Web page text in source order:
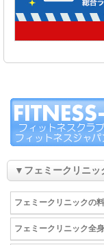
▼フェミークリニッ
フェミークリニックの
フェミークリニック全